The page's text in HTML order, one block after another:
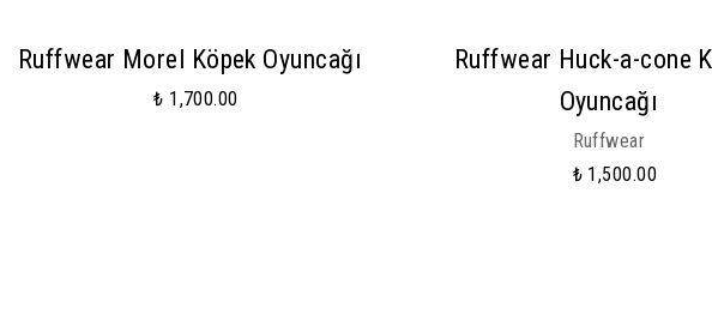
Ruffwear Morel Köpek Oyuncağı
₺ 1,700.00
Ruffwear Huck-a-cone
Oyuncağı
Ruffwear
₺ 1,500.00